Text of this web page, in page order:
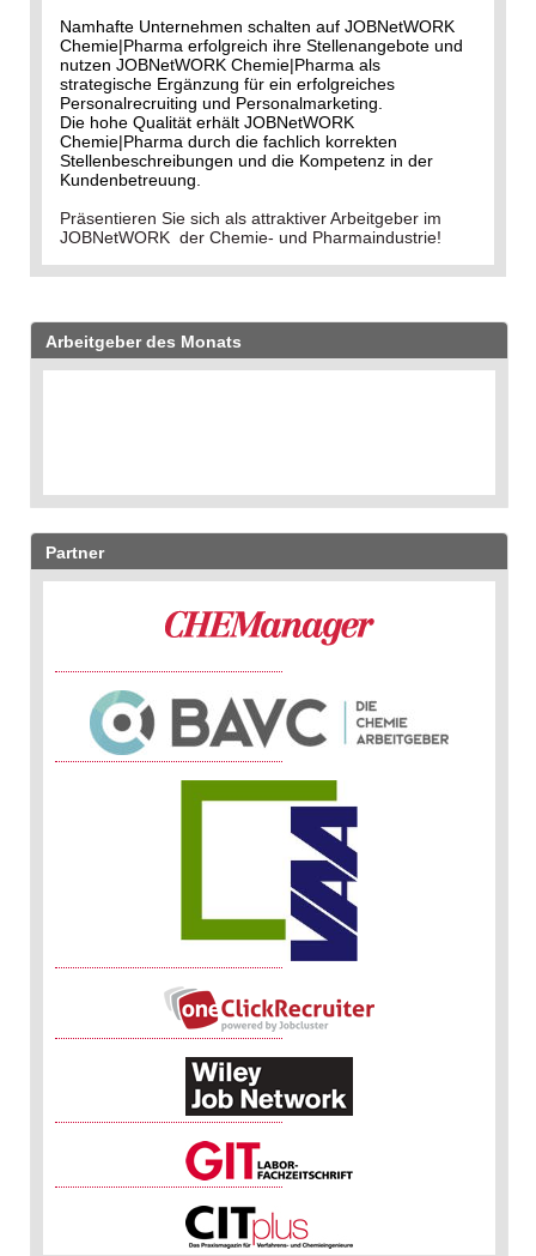
Namhafte Unternehmen schalten auf JOBNetWORK
Chemie|Pharma erfolgreich ihre Stellenangebote und
nutzen JOBNetWORK Chemie|Pharma als
strategische Ergänzung für ein erfolgreiches
Personalrecruiting und Personalmarketing.
Die hohe Qualität erhält JOBNetWORK
Chemie|Pharma durch die fachlich korrekten
Stellenbeschreibungen und die Kompetenz in der
Kundenbetreuung.
Präsentieren Sie sich als attraktiver Arbeitgeber im
JOBNetWORK der Chemie- und Pharmaindustrie!
Arbeitgeber des Monats
Partner